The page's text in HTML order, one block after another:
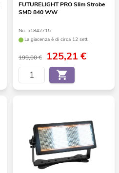
FUTURELIGHT PRO Slim Strobe
SMD 840 WW
No. 51842715
La giacenza è di circa 12 sett.
199,00 € 125,21€